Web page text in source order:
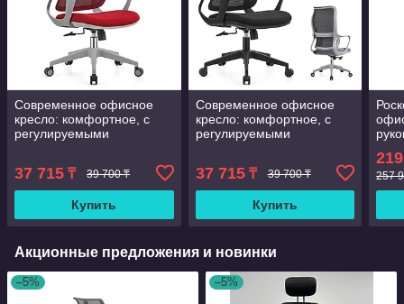
Современное офисное
кресло: комфортное, с
регулируемыми
эргономичное, для
руководителей, с п
37 715 ₸ 39 700 ₸
Купить
Современное офисное
кресло: комфортное, с
регулируемыми
эргономичное, для
руководителей, с п
37 715₸ 39 700 ₸
Купить
257
Акционные предложения и новинки
–5% –5%